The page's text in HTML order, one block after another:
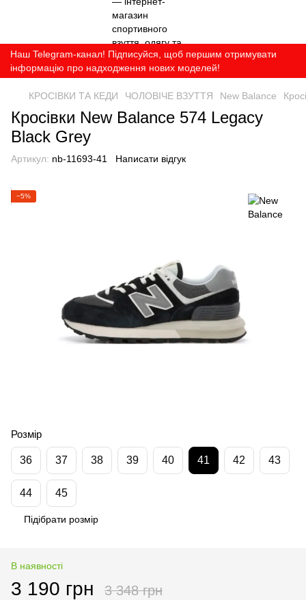
Наш Telegram-канал! Підписуйся, щоб першим отримувати
інформацію про надходження нових моделей!
КРОСІВКИ ТА КЕДИ ЧОЛОВІЧЕ ВЗУТТЯ New Balance
Кросівки New Balance 574 Legacy
Black Grey
Артикул: nb-11693-41 Написати відгук
−5%
Розмір
36 37 38 39 40 41 42 43
44 45
Підібрати розмір
В наявності
3 190 грн 3 348 грн